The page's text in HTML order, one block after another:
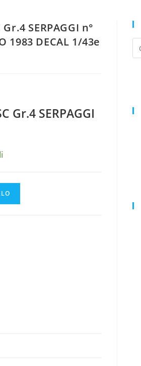
Gr.4 SERPAGGI n°
1983 DECAL 1/43e
Gr.4 SERPAGGI